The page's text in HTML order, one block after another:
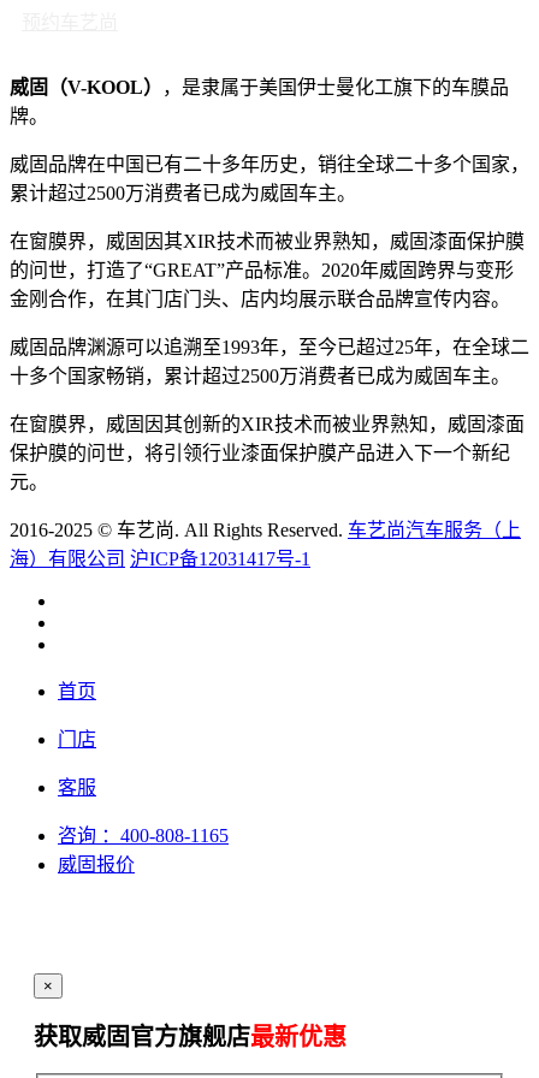
威固（V-KOOL）
，是隶属于美国伊士曼化工旗下的车膜品
牌。
威固品牌在中国已有二十多年历史，销往全球二十多个国家，
累计超过2500万消费者已成为威固车主。
在窗膜界，威固因其XIR技术而被业界熟知，威固漆面保护膜
的问世，打造了“GREAT”产品标准。2020年威固跨界与变形
金刚合作，在其门店门头、店内均展示联合品牌宣传内容。
威固品牌渊源可以追溯至1993年，至今已超过25年，在全球二
十多个国家畅销，累计超过2500万消费者已成为威固车主。
在窗膜界，威固因其创新的XIR技术而被业界熟知，威固漆面
保护膜的问世，将引领行业漆面保护膜产品进入下一个新纪
元。
2016-2025 © 车艺尚. All Rights Reserved. 车艺尚汽车服务（上
海）有限公司 沪ICP备12031417号-1
首页
门店
客服
咨询 ：400-808-1165
威固报价
×
获取威固官方旗舰店最新优惠